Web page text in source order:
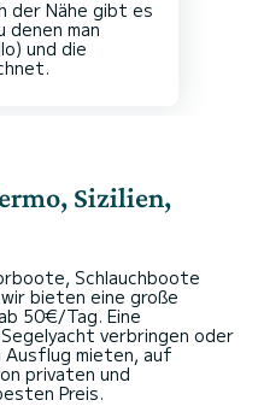
der Nähe gibt es
denen man
und die
Sizilien,
Schlauchboote
bieten eine große
50€/Tag. Eine
verbringen oder
mieten, auf
privaten und
Preis.